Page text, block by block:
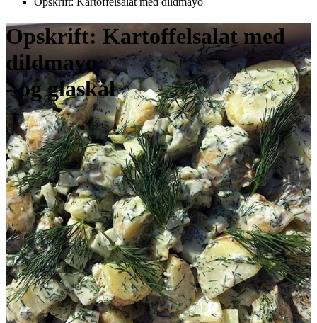
Opskrift: Kartoffelsalat med
dildmayo
- og glaskål